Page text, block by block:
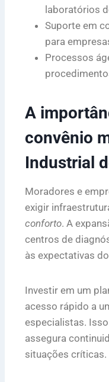
laboratórios
Suporte em
para
Processos
A
convênio
Industrial
Moradores e
exigir
conforto. A
centros de
às expectativas
Investir em um
acesso rápido a
especialistas.
assegura
situações críticas.